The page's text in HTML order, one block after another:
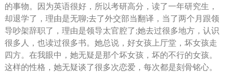
的事物。因为英语很好，所以考研高分，读了一年研究生，
却退学了，理由是无聊;去了外交部当翻译，当了两个月跟领
导吵架辞职了，理由是领导太官腔了;她去过很多地方，认识
很多人，也读过很多书。她总说，好女孩上厅堂，坏女孩走
四方。在我眼中，她无疑是那个坏女孩，坏的不行的女孩。
这样的性格，她无疑谈了很多次恋爱，每次都是刻骨铭心。